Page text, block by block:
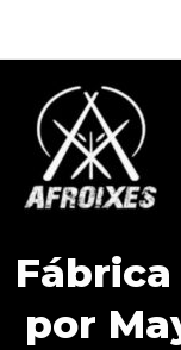
contenido
por